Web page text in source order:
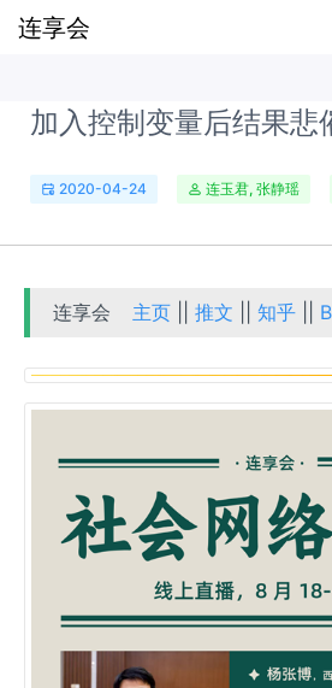
连享会
加入控制变量后结果悲
2020-04-24 连玉君, 张静瑶
连享会 主页 ||推文 ||知乎